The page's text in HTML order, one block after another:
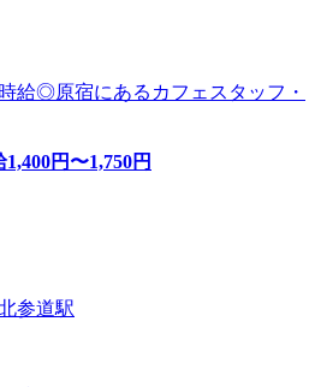
給◎原宿にあるカフェスタッフ・
1,400円〜1,750円
参道駅